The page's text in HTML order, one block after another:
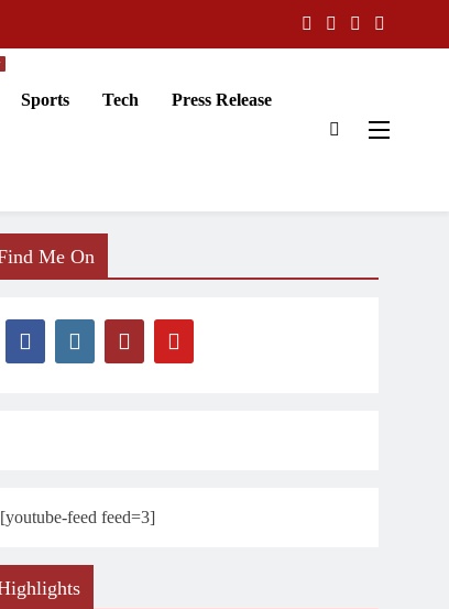
Sports Tech Press Release
Me On
[youtube-feed feed=3]